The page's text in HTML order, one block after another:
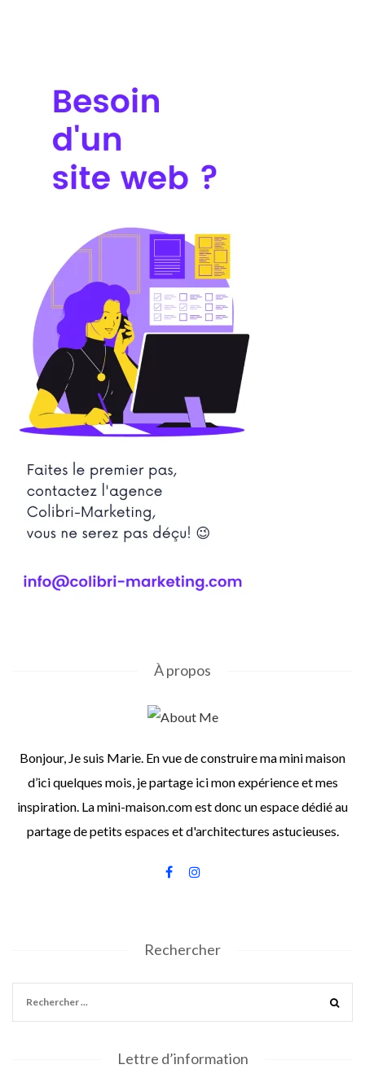
À propos
Bonjour, Je suis Marie. En vue de construire ma mini maison
d’ici quelques mois, je partage ici mon expérience et mes
inspiration. La mini-maison.com est donc un espace dédié au
partage de petits espaces et d'architectures astucieuses.
Rechercher
Lettre d’information